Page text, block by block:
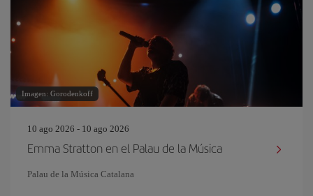
Imagen: Gorodenkoff
10 ago 2026 - 10 ago 2026
Emma Stratton en el Palau de la Música
Palau de la Música Catalana